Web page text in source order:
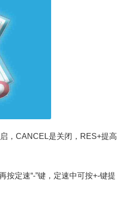
，CANCEL是关闭，RES+提高
定速“-”键，定速中可按+-键提